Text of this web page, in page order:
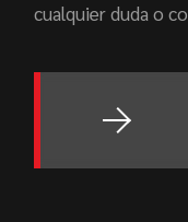
cualquier duda o